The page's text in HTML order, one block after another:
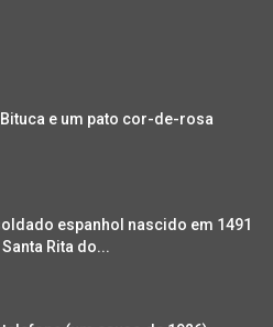
e um pato cor-de-rosa
espanhol nascido em 1491
Rita do...